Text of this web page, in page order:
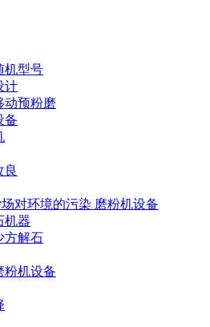
机型号
计
动预粉磨
备
良
对环境的污染 磨粉机设备
机器
方解石
粉机设备